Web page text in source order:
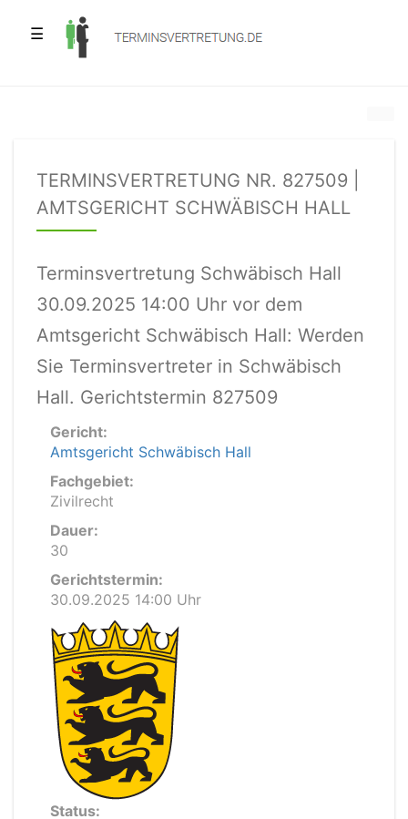
☰
TERMINSVERTRETUNG NR. 827509 |
AMTSGERICHT SCHWÄBISCH HALL
Terminsvertretung Schwäbisch Hall
30.09.2025 14:00 Uhr vor dem
Amtsgericht Schwäbisch Hall: Werden
Sie Terminsvertreter in Schwäbisch
Hall. Gerichtstermin 827509
Gericht:
Amtsgericht Schwäbisch Hall
Fachgebiet:
Zivilrecht
Dauer:
30
Gerichtstermin:
30.09.2025 14:00 Uhr
Status: